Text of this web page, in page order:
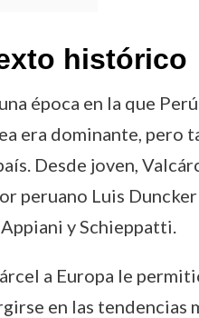
histórico
época en la que
era dominante, pero
Desde joven,
peruano Luis
y Schieppatti.
a Europa le
en las tendencias